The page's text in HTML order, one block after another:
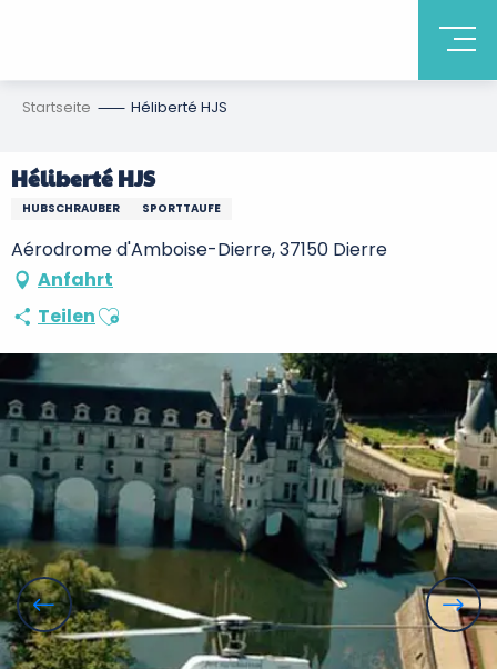
Startseite Héliberté HJS
Héliberté HJS
HUBSCHRAUBER SPORTTAUFE
Aérodrome d'Amboise-Dierre, 37150 Dierre
Anfahrt
TeilenAjouter aux favoris